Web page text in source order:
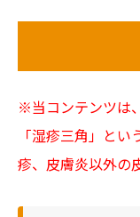
※当コンテンツは
「湿疹三角」と
疹、皮膚炎以外の